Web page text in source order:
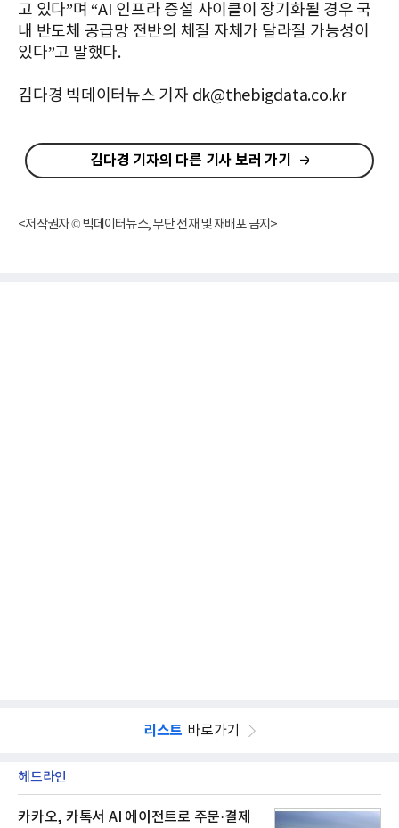
고 있다”며 “AI 인프라 증설 사이클이 장기화될 경우 국
내 반도체 공급망 전반의 체질 자체가 달라질 가능성이
있다”고 말했다.
김다경 빅데이터뉴스 기자 dk@thebigdata.co.kr
김다경 기자의 다른 기사 보러 가기
<저작권자 © 빅데이터뉴스, 무단 전재 및 재배포 금지>
리스트 바로가기
헤드라인
카카오, 카톡서 AI 에이전트로 주문·결제